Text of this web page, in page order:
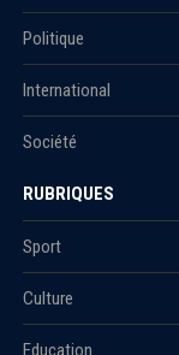
Politique
International
Société
RUBRIQUES
Sport
Culture
Education